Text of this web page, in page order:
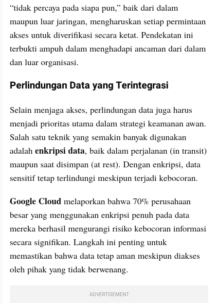
“tidak percaya pada siapa pun,” baik dari dalam
maupun luar jaringan, mengharuskan setiap permintaan
akses untuk diverifikasi secara ketat. Pendekatan ini
terbukti ampuh dalam menghadapi ancaman dari dalam
dan luar organisasi.
Perlindungan Data yang Terintegrasi
Selain menjaga akses, perlindungan data juga harus
menjadi prioritas utama dalam strategi keamanan awan.
Salah satu teknik yang semakin banyak digunakan
adalah enkripsi data, baik dalam perjalanan (in transit)
maupun saat disimpan (at rest). Dengan enkripsi, data
sensitif tetap terlindungi meskipun terjadi kebocoran.
Google Cloud melaporkan bahwa 70% perusahaan
besar yang menggunakan enkripsi penuh pada data
mereka berhasil mengurangi risiko kebocoran informasi
secara signifikan. Langkah ini penting untuk
memastikan bahwa data tetap aman meskipun diakses
oleh pihak yang tidak berwenang.
ADVERTISEMENT